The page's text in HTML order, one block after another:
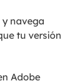
y navega
tu versión
Adobe